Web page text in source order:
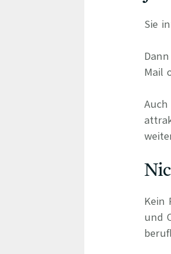
Sie
Mail
Kein
und